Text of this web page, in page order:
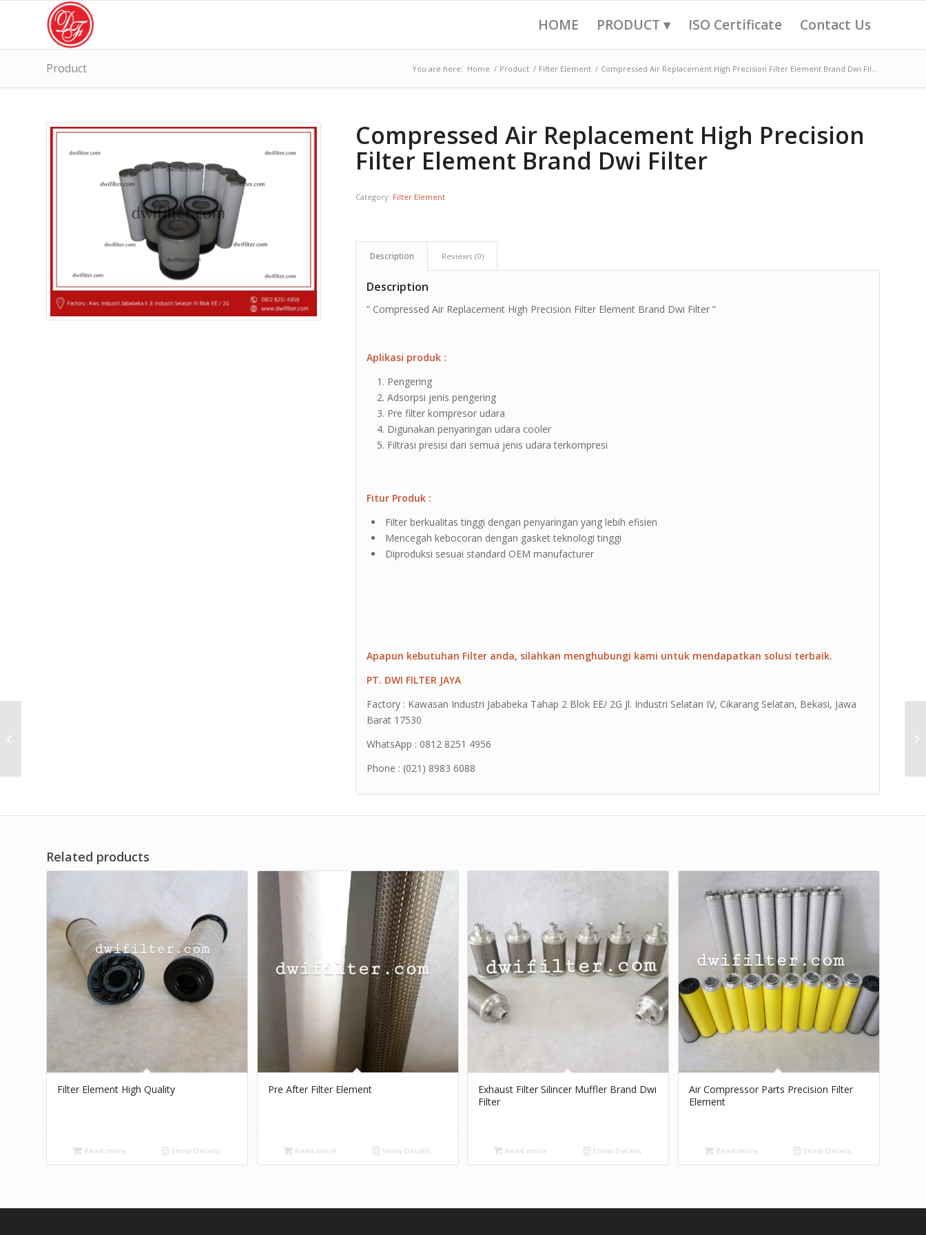
HOME PRODUCT ▾ ISO Certificate Contact Us
Product You are here: Home / Product / Filter Element / Compressed Air Replacement High Precision Filter Element Brand Dwi Fil...
Compressed Air Replacement High Precision
Filter Element Brand Dwi Filter
Category: Filter Element
Description Reviews (0)
Description
” Compressed Air Replacement High Precision Filter Element Brand Dwi Filter ”
Aplikasi produk :
Pengering
Adsorpsi jenis pengering
Pre filter kompresor udara
Digunakan penyaringan udara cooler
Filtrasi presisi dari semua jenis udara terkompresi
Fitur Produk :
Filter berkualitas tinggi dengan penyaringan yang lebih efisien
Mencegah kebocoran dengan gasket teknologi tinggi
Diproduksi sesuai standard OEM manufacturer
Apapun kebutuhan Filter anda, silahkan menghubungi kami untuk mendapatkan solusi terbaik.
PT. DWI FILTER JAYA
Factory : Kawasan Industri Jababeka Tahap 2 Blok EE/ 2G Jl. Industri Selatan IV, Cikarang Selatan, Bekasi, Jawa
Barat 17530
WhatsApp : 0812 8251 4956
Phone : (021) 8983 6088
Related products
Filter Element High Quality
Read more Show Details
Pre After Filter Element
Read more Show Details
Exhaust Filter Silincer Muffler Brand Dwi
Filter
Read more Show Details
Air Compressor Parts Precision Filter
Element
Read more Show Details